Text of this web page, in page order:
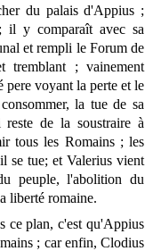
du palais d'Appius ;
y comparaît avec sa
et rempli le Forum de
tremblant ; vainement
voyant la perte et le
la tue de sa
de la soustraire à
tous les Romains ; les
se tue; et Valerius vient
peuple, l'abolition du
liberté romaine.
ce plan, c'est qu'Appius
; car enfin, Clodius